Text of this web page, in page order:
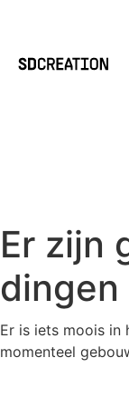
Er zijn
Er is iets moois
momenteel